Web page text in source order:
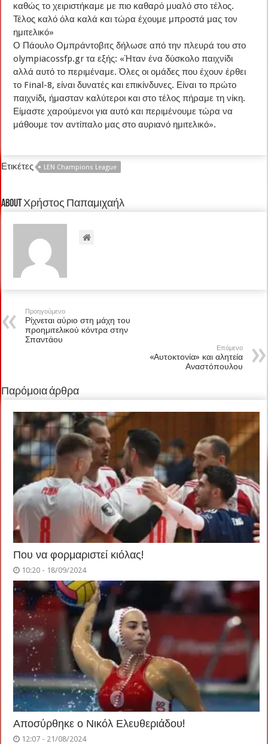
καθώς το χειριστήκαμε με πιο καθαρό μυαλό στο τέλος.
Τέλος καλό όλα καλά και τώρα έχουμε μπροστά μας τον
ημιτελικό»
Ο Πάουλο Ομπράντοβιτς δήλωσε από την πλευρά του στο
olympiacossfp.gr τα εξής: «Ήταν ένα δύσκολο παιχνίδι
αλλά αυτό το περιμέναμε. Όλες οι ομάδες που έχουν έρθει
το Final-8, είναι δυνατές και επικίνδυνες. Είναι το πρώτο
παιχνίδι, ήμασταν καλύτεροι και στο τέλος πήραμε τη νίκη.
Είμαστε χαρούμενοι για αυτό και περιμένουμε τώρα να
μάθουμε τον αντίπαλο μας στο αυριανό ημιτελικό».
Ετικέτες LEN Champions League
About Χρήστος Παπαμιχαήλ
Προηγούμενο
Ρίχνεται αύριο στη μάχη του
προημιτελικού κόντρα στην
Σπαντάου
Επόμενο
«Αυτοκτονία» και αλητεία
Αναστόπουλου
Παρόμοια άρθρα
Που να φορμαριστεί κιόλας!
10:20 - 18/09/2024
Αποσύρθηκε ο Νικόλ Ελευθεριάδου!
12:07 - 21/08/2024